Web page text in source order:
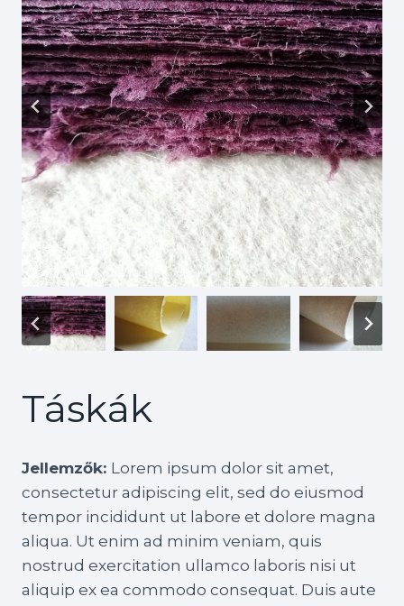
Táskák
Jellemzők: Lorem ipsum dolor sit amet,
consectetur adipiscing elit, sed do eiusmod
tempor incididunt ut labore et dolore magna
aliqua. Ut enim ad minim veniam, quis
nostrud exercitation ullamco laboris nisi ut
aliquip ex ea commodo consequat. Duis aute